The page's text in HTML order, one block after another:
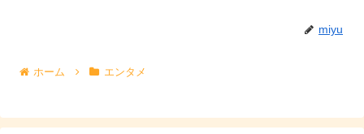
miyu
ホーム エンタメ